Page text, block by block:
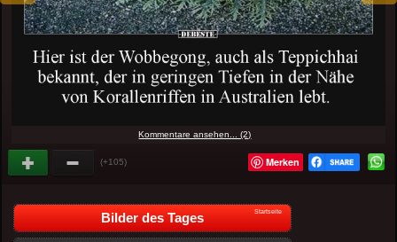
Kommentare ansehen... (2)
(+105) Merken
Bilder des Tages Startseite